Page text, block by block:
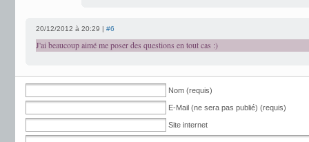
20/12/2012 à 20:29 | #6
J'ai beaucoup aimé me poser des questions en tout cas :)
Nom (requis)
E-Mail (ne sera pas publié) (requis)
Site internet